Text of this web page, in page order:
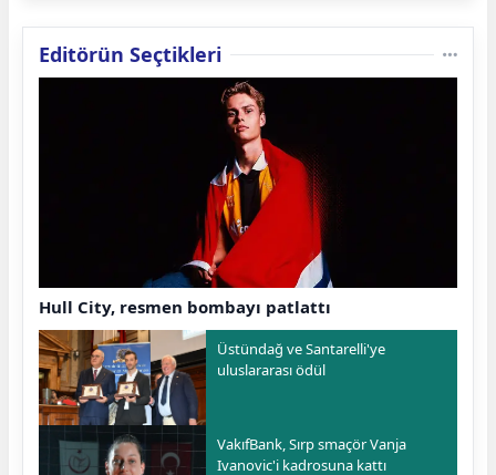
Editörün Seçtikleri
Hull City, resmen bombayı patlattı
Üstündağ ve Santarelli'ye
uluslararası ödül
VakıfBank, Sırp smaçör Vanja
Ivanovic'i kadrosuna kattı